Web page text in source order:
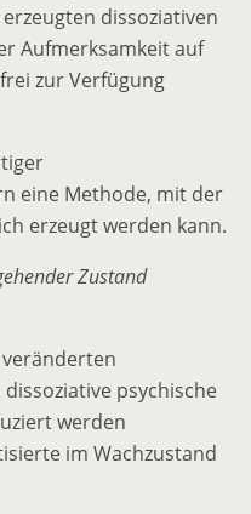
dissoziativen
Aufmerksamkeit auf
zur Verfügung
eine Methode, mit der
erzeugt werden kann.
Zustand
psychische
werden
im Wachzustand